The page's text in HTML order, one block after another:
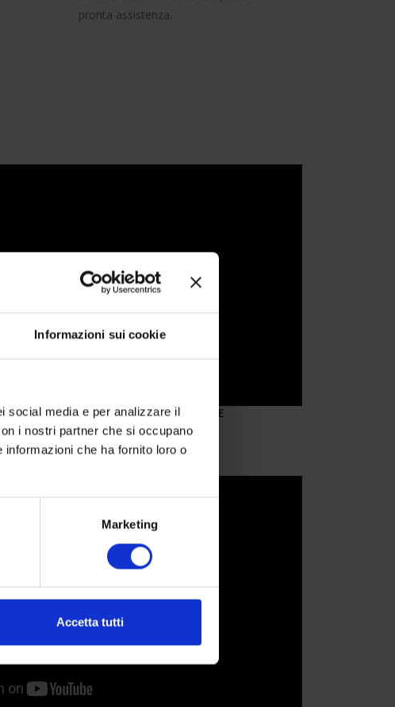
Informazioni sui cookie
social media e per analizzare il
i nostri partner che si occupano
che ha fornito loro o
Marketing
Accetta tutti
pronta assistenza.
CONSULENTE RICERCA&SELEZIONE